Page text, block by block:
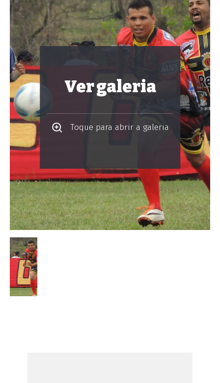
Ver galeria
Toque para abrir a galeria